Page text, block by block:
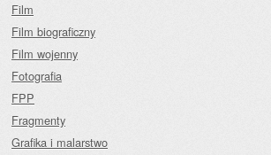
Film
Film biograficzny
Film wojenny
Fotografia
FPP
Fragmenty
Grafika i malarstwo